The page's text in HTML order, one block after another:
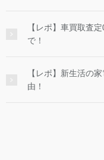
【レポ】車買取査
で！
【レポ】新生活の
由！